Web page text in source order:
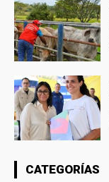
CATEGORÍAS